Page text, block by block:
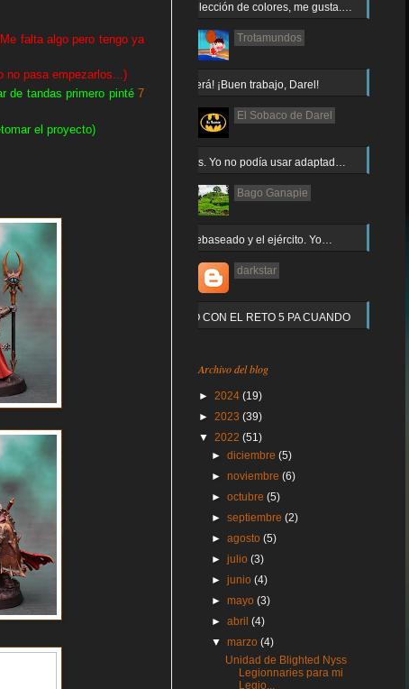
falta algo pero tengo ya
no pasa empezarlos...)
de tandas primero pinté 7
el proyecto)
Muy buena elección de colores, me gusta.…
Trotamundos
¡Arnor no caerá! ¡Buen trabajo, Darel!
El Sobaco de Darel
Jajaja gracias. Yo no podía usar adaptad…
Bago Ganapie
Increíble el rebaseado y el ejército. Yo…
darkstar
Y QUE PASO CON EL RETO 5 PA CUANDO
Archivo del blog
► 2024 (19)
► 2023 (39)
▼ 2022 (51)
►diciembre(5)
►noviembre(6)
►octubre(5)
►septiembre(2)
►agosto(5)
►julio(3)
►junio(4)
►mayo(3)
►abril(4)
▼marzo(4)
Unidad de Blighted Nyss
Legionnaries para mi
Legio...